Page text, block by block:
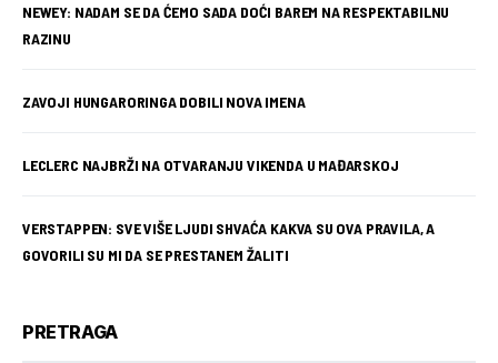
NEWEY: NADAM SE DA ĆEMO SADA DOĆI BAREM NA RESPEKTABILNU
RAZINU
ZAVOJI HUNGARORINGA DOBILI NOVA IMENA
LECLERC NAJBRŽI NA OTVARANJU VIKENDA U MAĐARSKOJ
VERSTAPPEN: SVE VIŠE LJUDI SHVAĆA KAKVA SU OVA PRAVILA, A
GOVORILI SU MI DA SE PRESTANEM ŽALITI
PRETRAGA